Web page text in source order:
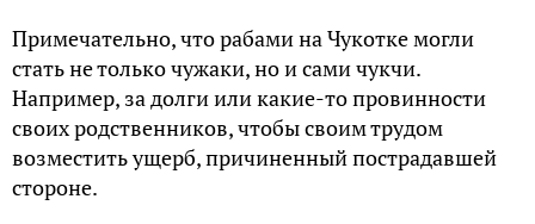
Примечательно, что рабами на Чукотке могли
стать не только чужаки, но и сами чукчи.
Например, за долги или какие-то провинности
своих родственников, чтобы своим трудом
возместить ущерб, причиненный пострадавшей
стороне.